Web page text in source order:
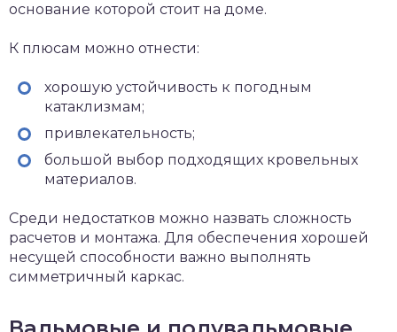
основание которой стоит на доме.
К плюсам можно отнести:
хорошую устойчивость к погодным
катаклизмам;
привлекательность;
большой выбор подходящих кровельных
материалов.
Среди недостатков можно назвать сложность
расчетов и монтажа. Для обеспечения хорошей
несущей способности важно выполнять
симметричный каркас.